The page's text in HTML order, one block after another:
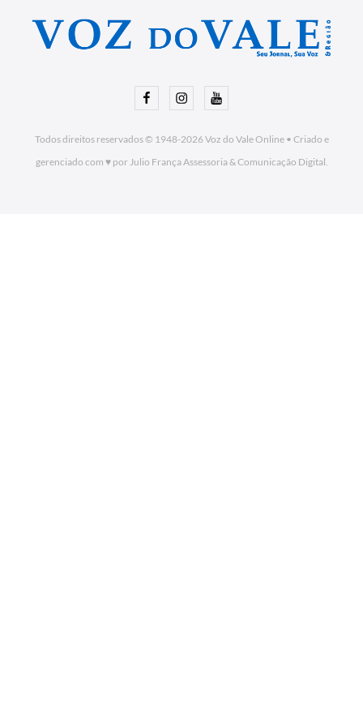
FacebookInstagramYoutube
Todos direitos reservados © 1948-2026Voz do Vale Online• Criado e
gerenciado com ♥ por Julio França Assessoria& Comunicação Digital.